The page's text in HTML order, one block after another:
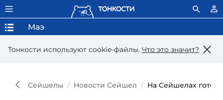
Тонкости используют сookie-файлы. Что это значит?
Маэ
Сейшелы Новости Сейшел На Сейшелах